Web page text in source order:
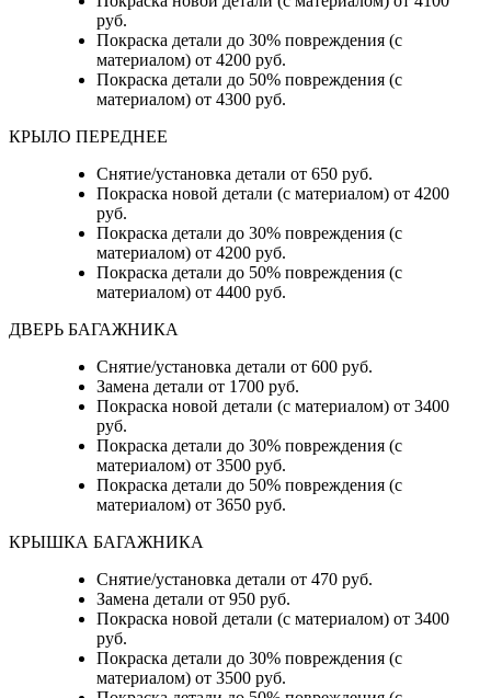
руб.
Покраска детали до 30% повреждения (с
материалом) от 4200 руб.
Покраска детали до 50% повреждения (с
материалом) от 4300 руб.
КРЫЛО ПЕРЕДНЕЕ
Снятие/установка детали от 650 руб.
Покраска новой детали (с материалом) от 4200
руб.
Покраска детали до 30% повреждения (с
материалом) от 4200 руб.
Покраска детали до 50% повреждения (с
материалом) от 4400 руб.
ДВЕРЬ БАГАЖНИКА
Снятие/установка детали от 600 руб.
Замена детали от 1700 руб.
Покраска новой детали (с материалом) от 3400
руб.
Покраска детали до 30% повреждения (с
материалом) от 3500 руб.
Покраска детали до 50% повреждения (с
материалом) от 3650 руб.
КРЫШКА БАГАЖНИКА
Снятие/установка детали от 470 руб.
Замена детали от 950 руб.
Покраска новой детали (с материалом) от 3400
руб.
Покраска детали до 30% повреждения (с
материалом) от 3500 руб.